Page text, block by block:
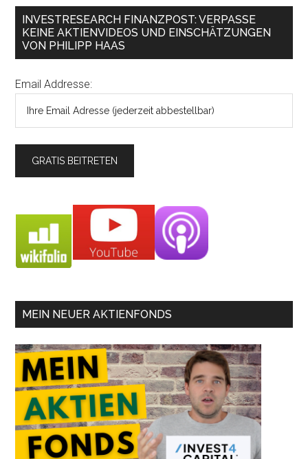
INVESTRESEARCH FINANZPOST: VERPASSE
KEINE AKTIENVIDEOS UND EINSCHÄTZUNGEN
VON PHILIPP HAAS
Email Addresse:
MEIN NEUER AKTIENFONDS